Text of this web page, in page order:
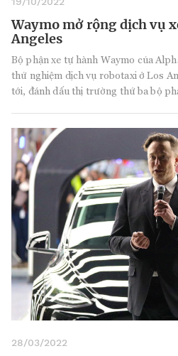
Waymo mở rộng dịch vụ
Angeles
Bộ phận xe tự hành Waymo của
thử nghiệm dịch vụ robotaxi ở Los
tới, đánh dấu thị trường thứ ba bộ
28/03/2022